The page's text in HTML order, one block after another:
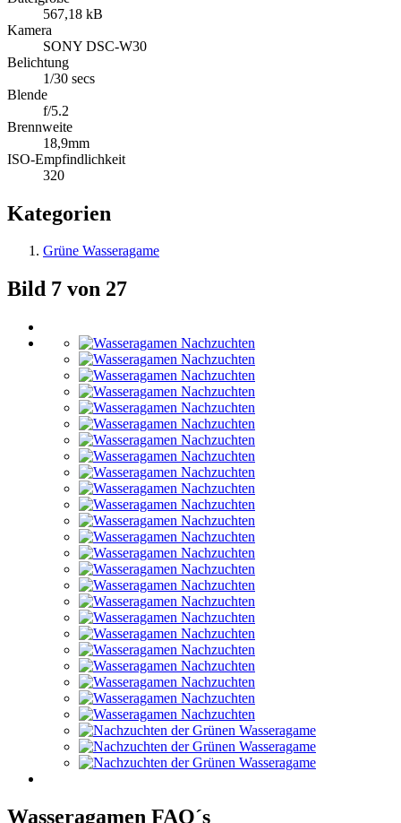
567,18 kB
Kamera
SONY DSC-W30
Belichtung
1/30 secs
Blende
f/5.2
Brennweite
18,9mm
ISO-Empfindlichkeit
320
Kategorien
Grüne Wasseragame
Bild 7 von 27
Wasseragamen FAQ´s